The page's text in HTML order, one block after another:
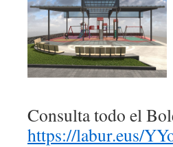
Consulta todo el
https://labur.eus/